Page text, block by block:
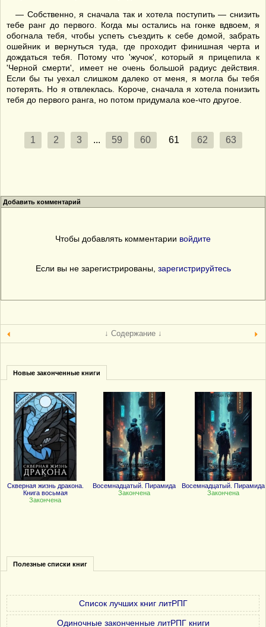
— Собственно, я сначала так и хотела поступить — снизить
тебе ранг до первого. Когда мы остались на гонке вдвоем, я
обогнала тебя, чтобы успеть съездить к себе домой, забрать
ошейник и вернуться туда, где проходит финишная черта и
дождаться тебя. Потому что 'жучок', который я прицепила к
'Черной смерти', имеет не очень большой радиус действия.
Если бы ты уехал слишком далеко от меня, я могла бы тебя
потерять. Но я отвлеклась. Короче, сначала я хотела понизить
тебя до первого ранга, но потом придумала кое-что другое.
1 2 3 ... 59 60 61 62 63
Добавить комментарий
Чтобы добавлять комментарии войдите
Если вы не зарегистрированы, зарегистрируйтесь
↓ Содержание ↓
Новые законченные книги
Скверная жизнь дракона.
Книга восьмая
Закончена
Восемнадцатый. Пирамида
Закончена
Восемнадцатый. Пирамида
Закончена
Полезные списки книг
Список лучших книг литРПГ
Одиночные законченные литРПГ книги